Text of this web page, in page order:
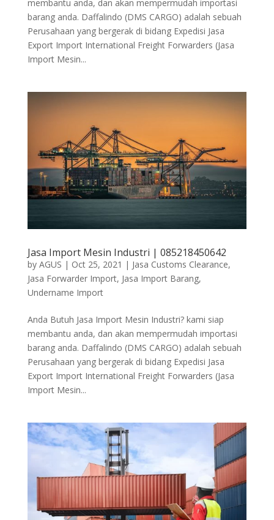
membantu anda, dan akan mempermudah importasi
barang anda. Daffalindo (DMS CARGO) adalah sebuah
Perusahaan yang bergerak di bidang Expedisi Jasa
Export Import International Freight Forwarders (Jasa
Import Mesin...
Jasa Import Mesin Industri | 085218450642
by AGUS | Oct 25, 2021 | Jasa Customs Clearance,
Jasa Forwarder Import, Jasa Import Barang,
Undername Import
Anda Butuh Jasa Import Mesin Industri? kami siap
membantu anda, dan akan mempermudah importasi
barang anda. Daffalindo (DMS CARGO) adalah sebuah
Perusahaan yang bergerak di bidang Expedisi Jasa
Export Import International Freight Forwarders (Jasa
Import Mesin...